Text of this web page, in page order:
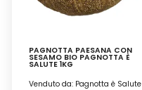
PAGNOTTA PAESANA CON
SESAMO BIO PAGNOTTA È
SALUTE 1KG
Venduto da: Pagnotta è Salute